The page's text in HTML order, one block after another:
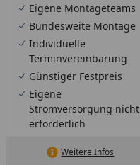
Eigene Montageteams
Bundesweite Montage
Individuelle
Terminvereinbarung
Günstiger Festpreis
Eigene
Stromversorgung nicht
erforderlich
Weitere Infos